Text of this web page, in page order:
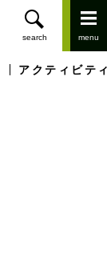
アクティビテ